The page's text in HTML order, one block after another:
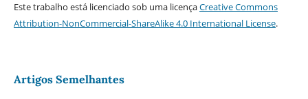
Este trabalho está licenciado sob uma licençaCreative Commons
Attribution-NonCommercial-ShareAlike 4.0 International License.
Artigos Semelhantes